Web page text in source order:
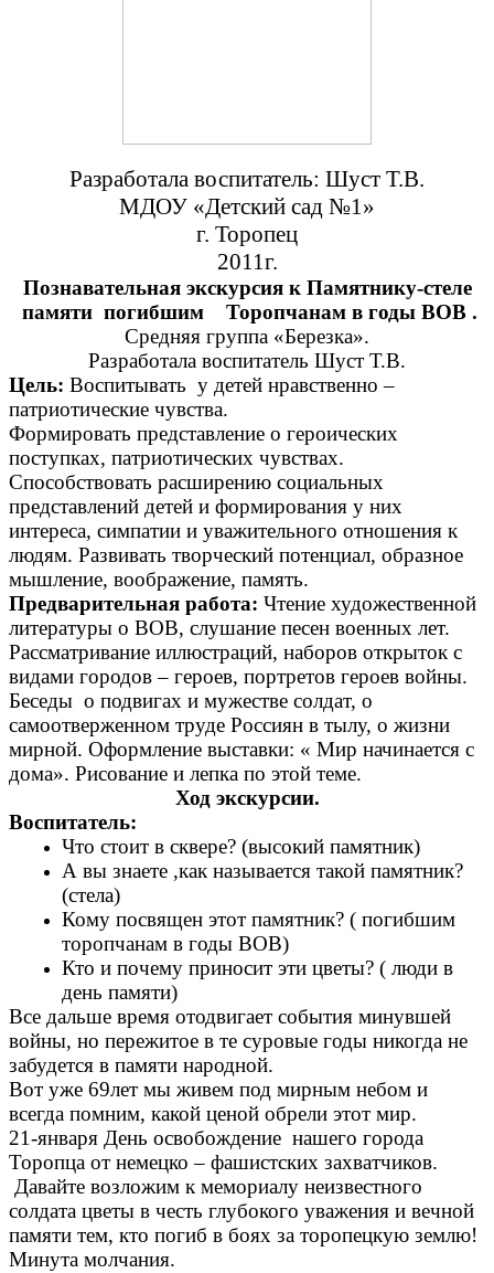
Разработала воспитатель: Шуст Т.В.
МДОУ «Детский сад №1»
г. Торопец
2011г.
Познавательная экскурсия к Памятнику-стеле
памяти погибшим Торопчанам в годы ВОВ .
Средняя группа «Березка».
Разработала воспитатель Шуст Т.В.
Цель: Воспитывать у детей нравственно –
патриотические чувства.
Формировать представление о героических
поступках, патриотических чувствах.
Способствовать расширению социальных
представлений детей и формирования у них
интереса, симпатии и уважительного отношения к
людям. Развивать творческий потенциал, образное
мышление, воображение, память.
Предварительная работа: Чтение художественной
литературы о ВОВ, слушание песен военных лет.
Рассматривание иллюстраций, наборов открыток с
видами городов – героев, портретов героев войны.
Беседы о подвигах и мужестве солдат, о
самоотверженном труде Россиян в тылу, о жизни
мирной. Оформление выставки: « Мир начинается с
дома». Рисование и лепка по этой теме.
Ход экскурсии.
Воспитатель:
Что стоит в сквере? (высокий памятник)
А вы знаете ,как называется такой памятник?
(стела)
Кому посвящен этот памятник? ( погибшим
торопчанам в годы ВОВ)
Кто и почему приносит эти цветы? ( люди в
день памяти)
Все дальше время отодвигает события минувшей
войны, но пережитое в те суровые годы никогда не
забудется в памяти народной.
Вот уже 69лет мы живем под мирным небом и
всегда помним, какой ценой обрели этот мир.
21-января День освобождение нашего города
Торопца от немецко – фашистских захватчиков.
Давайте возложим к мемориалу неизвестного
солдата цветы в честь глубокого уважения и вечной
памяти тем, кто погиб в боях за торопецкую землю!
Минута молчания.